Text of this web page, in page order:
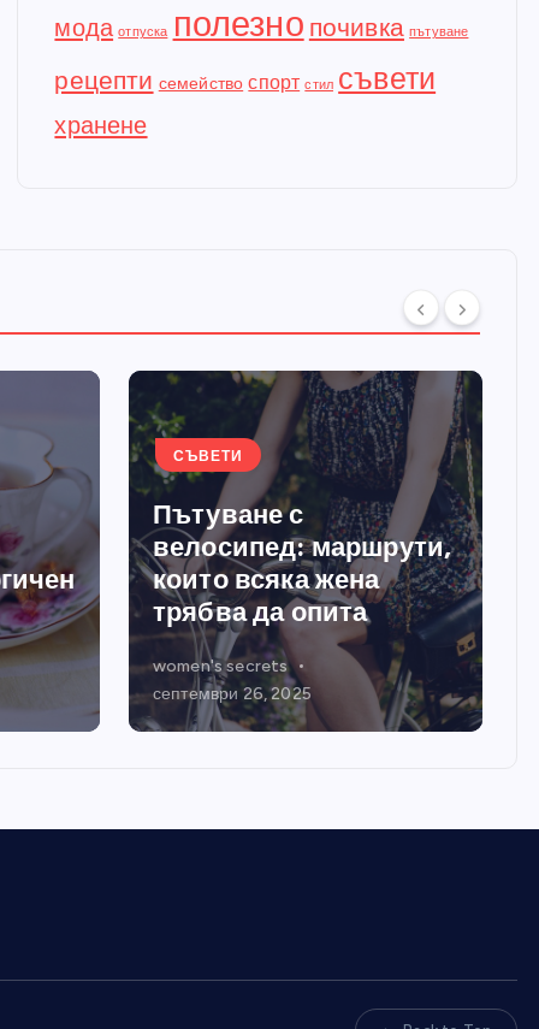
мода отпуска полезно почивка пътуване
рецепти семейство спорт стил съвети
хранене
СЪВЕТИ
Пътуване с
велосипед: маршрути,
които всяка жена
трябва да опита
women's secrets
септември 26, 2025